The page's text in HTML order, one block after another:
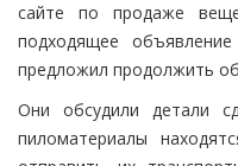
сайте по продаже
подходящее
предложил продолжить
Они обсудили детали
пиломатериалы